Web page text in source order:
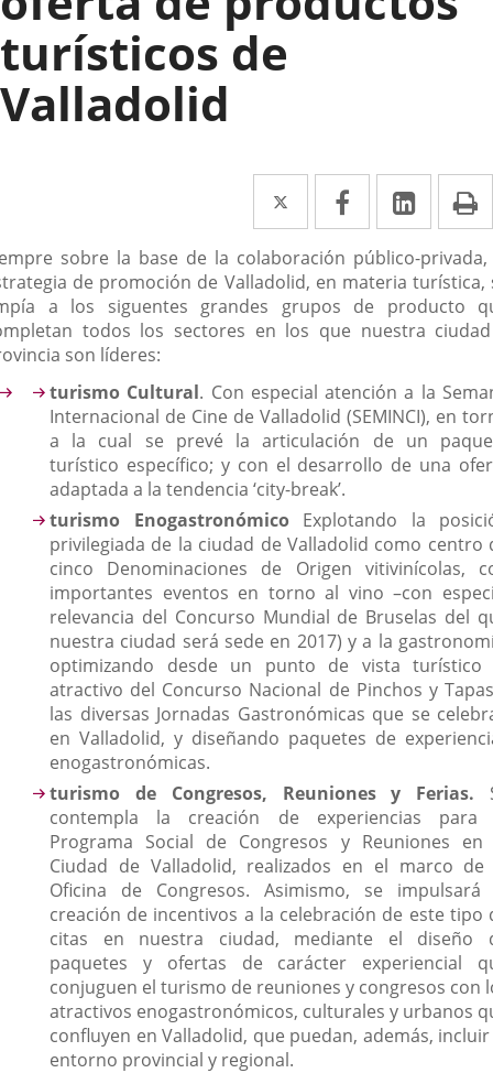
turísticos de
Valladolid
Twitter
Enlace
a
una
aplicación
externa.
Facebook
Enlace
a
una
aplicación
externa.
Enlace
a
una
sobre la base de la colaboración público-
de promoción de Valladolid, en materia turística,
a los siguentes grandes grupos de producto
todos los sectores en los que nuestra
son líderes:
turismo Cultural. Con especial atención a la
Internacional de Cine de Valladolid (SEMINCI), en
a la cual se prevé la articulación de un
turístico específico; y con el desarrollo de una
adaptada a la tendencia ‘city-break’.
turismo Enogastronómico Explotando la
privilegiada de la ciudad de Valladolid como centro
cinco Denominaciones de Origen vitivinícolas,
importantes eventos en torno al vino –con
relevancia del Concurso Mundial de Bruselas del
nuestra ciudad será sede en 2017) y a la
optimizando desde un punto de vista turístico
atractivo del Concurso Nacional de Pinchos y
las diversas Jornadas Gastronómicas que se
en Valladolid, y diseñando paquetes de
enogastronómicas.
turismo de Congresos, Reuniones y Ferias.
contempla la creación de experiencias para
Programa Social de Congresos y Reuniones en
Ciudad de Valladolid, realizados en el marco de
Oficina de Congresos. Asimismo, se impulsará
creación de incentivos a la celebración de este tipo
citas en nuestra ciudad, mediante el diseño
paquetes y ofertas de carácter experiencial
conjuguen el turismo de reuniones y congresos con
atractivos enogastronómicos, culturales y urbanos
confluyen en Valladolid, que puedan, además,
entorno provincial y regional.